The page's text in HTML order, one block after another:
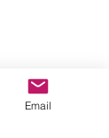
Email